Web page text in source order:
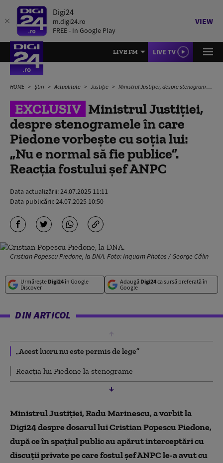
Digi24
m.digi24.ro
FREE - In Google Play
VIEW
LIVE FM LIVE TV
HOME Știri Actualitate Justiție Ministrul Justiției, despre stenogramele în care Piedone vorbește cu soția lui: „Nu e normal să fie publice”. Reacția fostului șef ANPC
EXCLUSIV Ministrul Justiției,
despre stenogramele în care
Piedone vorbește cu soția lui:
„Nu e normal să fie publice”.
Reacția fostului șef ANPC
Data actualizării:24.07.2025 11:11
Data publicării:24.07.2025 10:50
Cristian Popescu Piedone, la DNA. Foto: Inquam Photos / George Călin
Urmărește Digi24în Google
Discover
Adaugă Digi24ca sursă preferată în
Google
DIN ARTICOL
„Acest lucru nu este permis de lege”
Reacția lui Piedone la stenograme
Ministrul Justiției, Radu Marinescu, a vorbit la
Digi24 despre dosarul lui Cristian Popescu Piedone,
după ce în spațiul public au apărut interceptări cu
discuții private pe care fostul șef ANPC le-a avut cu